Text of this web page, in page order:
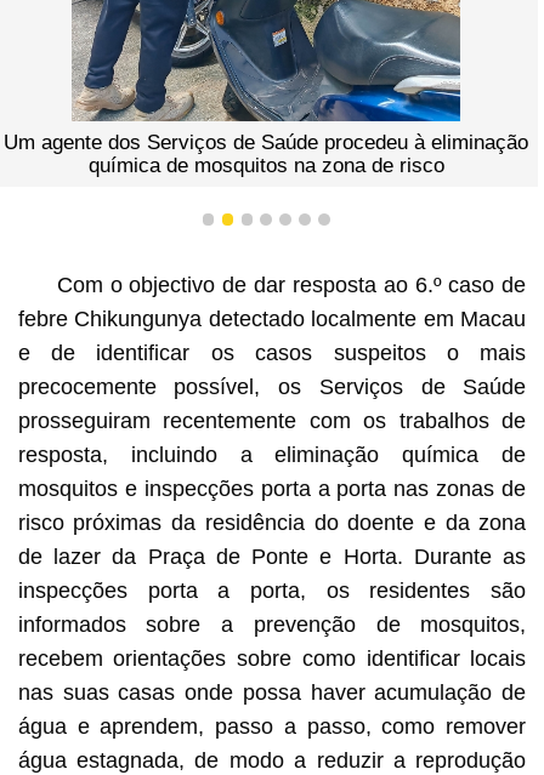
Um agente dos Serviços de Saúde procedeu à eliminação
química de mosquitos na zona de risco
1 2 3 4 5 6 7
Com o objectivo de dar resposta ao 6.º caso de
febre Chikungunya detectado localmente em Macau
e de identificar os casos suspeitos o mais
precocemente possível, os Serviços de Saúde
prosseguiram recentemente com os trabalhos de
resposta, incluindo a eliminação química de
mosquitos e inspecções porta a porta nas zonas de
risco próximas da residência do doente e da zona
de lazer da Praça de Ponte e Horta. Durante as
inspecções porta a porta, os residentes são
informados sobre a prevenção de mosquitos,
recebem orientações sobre como identificar locais
nas suas casas onde possa haver acumulação de
água e aprendem, passo a passo, como remover
água estagnada, de modo a reduzir a reprodução